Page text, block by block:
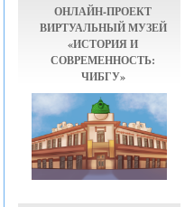
ОНЛАЙН-ПРОЕКТ
ВИРТУАЛЬНЫЙ МУЗЕЙ
«ИСТОРИЯ И
СОВРЕМЕННОСТЬ:
ЧИБГУ»